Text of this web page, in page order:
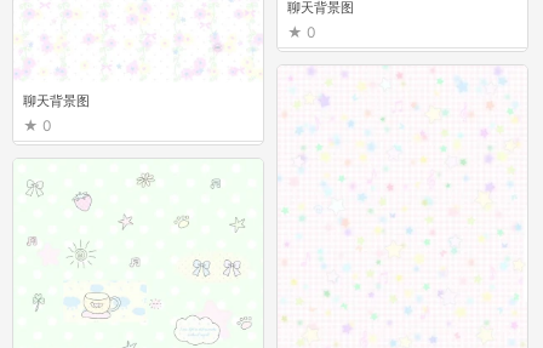
聊天背景图
0
聊天背景图
0